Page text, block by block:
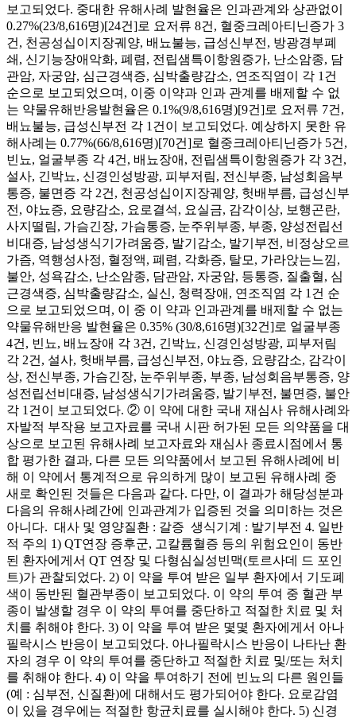
보고되었다. 중대한 유해사례 발현율은 인과관계와 상관없이
0.27%(23/8,616명)[24건]로 요저류 8건, 혈중크레아티닌증가 3
건, 천공성십이지장궤양, 배뇨불능, 급성신부전, 방광경부폐
쇄, 신기능장애악화, 폐렴, 전립샘특이항원증가, 난소암종, 담
관암, 자궁암, 심근경색증, 심박출량감소, 연조직염이 각 1건
순으로 보고되었으며, 이중 이약과 인과 관계를 배제할 수 없
는 약물유해반응발현율은 0.1%(9/8,616명)[9건]로 요저류 7건,
배뇨불능, 급성신부전 각 1건이 보고되었다. 예상하지 못한 유
해사례는 0.77%(66/8,616명)[70건]로 혈중크레아티닌증가 5건,
빈뇨, 얼굴부종 각 4건, 배뇨장애, 전립샘특이항원증가 각 3건,
설사, 긴박뇨, 신경인성방광, 피부저림, 전신부종, 남성회음부
통증, 불면증 각 2건, 천공성십이지장궤양, 헛배부름, 급성신부
전, 야뇨증, 요량감소, 요로결석, 요실금, 감각이상, 보행곤란,
사지떨림, 가슴긴장, 가슴통증, 눈주위부종, 부종, 양성전립선
비대증, 남성생식기가려움증, 발기감소, 발기부전, 비정상오르
가즘, 역행성사정, 혈정액, 폐렴, 각화증, 탈모, 가라앉는느낌,
불안, 성욕감소, 난소암종, 담관암, 자궁암, 등통증, 질출혈, 심
근경색증, 심박출량감소, 실신, 청력장애, 연조직염 각 1건 순
으로 보고되었으며, 이 중 이 약과 인과관계를 배제할 수 없는
약물유해반응 발현율은 0.35% (30/8,616명)[32건]로 얼굴부종
4건, 빈뇨, 배뇨장애 각 3건, 긴박뇨, 신경인성방광, 피부저림
각 2건, 설사, 헛배부름, 급성신부전, 야뇨증, 요량감소, 감각이
상, 전신부종, 가슴긴장, 눈주위부종, 부종, 남성회음부통증, 양
성전립선비대증, 남성생식기가려움증, 발기부전, 불면증, 불안
각 1건이 보고되었다. ② 이 약에 대한 국내 재심사 유해사례와
자발적 부작용 보고자료를 국내 시판 허가된 모든 의약품을 대
상으로 보고된 유해사례 보고자료와 재심사 종료시점에서 통
합 평가한 결과, 다른 모든 의약품에서 보고된 유해사례에 비
해 이 약에서 통계적으로 유의하게 많이 보고된 유해사례 중
새로 확인된 것들은 다음과 같다. 다만, 이 결과가 해당성분과
다음의 유해사례간에 인과관계가 입증된 것을 의미하는 것은
아니다. ­ 대사 및 영양질환 : 갈증 ­ 생식기계 : 발기부전 4. 일반
적 주의 1) QT연장 증후군, 고칼륨혈증 등의 위험요인이 동반
된 환자에게서 QT 연장 및 다형심실성빈맥(토르사데 드 포인
트)가 관찰되었다. 2) 이 약을 투여 받은 일부 환자에서 기도폐
색이 동반된 혈관부종이 보고되었다. 이 약의 투여 중 혈관 부
종이 발생할 경우 이 약의 투여를 중단하고 적절한 치료 및 처
치를 취해야 한다. 3) 이 약을 투여 받은 몇몇 환자에게서 아나
필락시스 반응이 보고되었다. 아나필락시스 반응이 나타난 환
자의 경우 이 약의 투여를 중단하고 적절한 치료 및/또는 처치
를 취해야 한다. 4) 이 약을 투여하기 전에 빈뇨의 다른 원인들
(예 : 심부전, 신질환)에 대해서도 평가되어야 한다. 요로감염
이 있을 경우에는 적절한 항균치료를 실시해야 한다. 5) 신경